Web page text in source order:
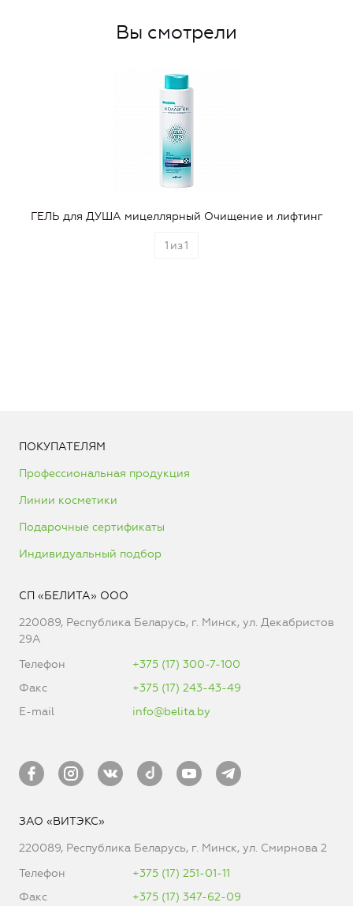
Вы смотрели
ГЕЛЬ для ДУША мицеллярный Очищение и лифтинг
1 из1
ПОКУПАТЕЛЯМ
Профессиональная продукция
Линии косметики
Подарочные сертификаты
Индивидуальный подбор
СП «БЕЛИТА» ООО
220089, Республика Беларусь, г. Минск, ул. Декабристов
29А
Телефон
+375 (17) 300-7-100
Факс
+375 (17) 243-43-49
E-mail
info@belita.by
ЗАО «ВИТЭКС»
220089, Республика Беларусь, г. Минск, ул. Смирнова 2
Телефон
+375 (17) 251-01-11
Факс
+375 (17) 347-62-09